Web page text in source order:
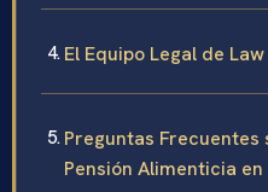
El Equipo Legal de
Preguntas
Pensión Alimenticia